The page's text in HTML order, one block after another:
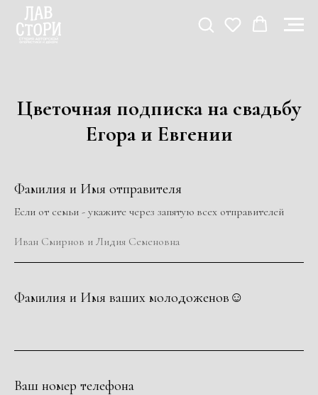
Цветочная подписка на свадьбу
Егора и Евгении
Фамилия и Имя отправителя
Если от семьи - укажите через запятую всех отправителей
Иван Смирнов и Лидия Семеновна
Фамилия и Имя ваших молодоженов☺️
Ваш номер телефона